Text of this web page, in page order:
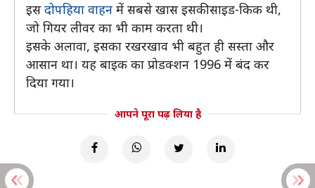
इसदोपहिया वाहन में सबसे खास इसकी साइड-किक थी,
जो गियर लीवर का भी काम करता थी।
इसके अलावा, इसका रखरखाव भी बहुत ही सस्ता और
आसान था। यह बाइक का प्रोडक्शन 1996 में बंद कर
दिया गया।
आपने पूरा पढ़ लिया है